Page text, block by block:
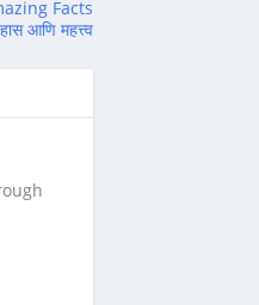
Facts
आणि महत्त्व